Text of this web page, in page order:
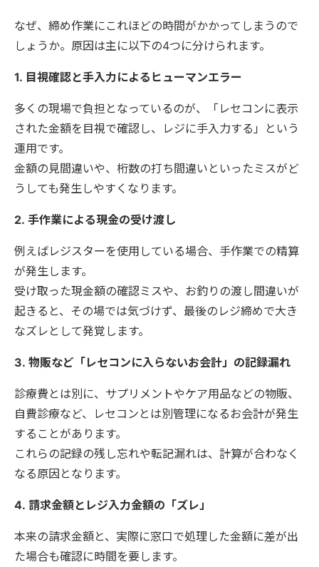
なぜ、締め作業にこれほどの時間がかかってしまうので
しょうか。原因は主に以下の4つに分けられます。
1. 目視確認と手入力によるヒューマンエラー
多くの現場で負担となっているのが、「レセコンに表示
された金額を目視で確認し、レジに手入力する」という
運用です。
金額の見間違いや、桁数の打ち間違いといったミスがど
うしても発生しやすくなります。
2. 手作業による現金の受け渡し
例えばレジスターを使用している場合、手作業での精算
が発生します。
受け取った現金額の確認ミスや、お釣りの渡し間違いが
起きると、その場では気づけず、最後のレジ締めで大き
なズレとして発覚します。
3. 物販など「レセコンに入らないお会計」の記録漏れ
診療費とは別に、サプリメントやケア用品などの物販、
自費診療など、レセコンとは別管理になるお会計が発生
することがあります。
これらの記録の残し忘れや転記漏れは、計算が合わなく
なる原因となります。
4. 請求金額とレジ入力金額の「ズレ」
本来の請求金額と、実際に窓口で処理した金額に差が出
た場合も確認に時間を要します。